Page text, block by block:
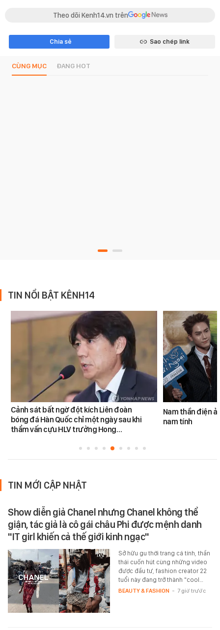
Theo dõi Kenh14.vn trên
Chia sẻ Sao chép link
CÙNG MỤC ĐANG HOT
TIN NỔI BẬT KÊNH14
Cảnh sát bất ngờ đột kích Liên đoàn
bóng đá Hàn Quốc chỉ một ngày sau khi
thẩm vấn cựu HLV trưởng Hong…
Nam thần điện
nam tính
TIN MỚI CẬP NHẬT
Show diễn giả Chanel nhưng Chanel không thể
giận, tác giả là cô gái châu Phi được mệnh danh
"IT girl khiến cả thế giới kinh ngạc"
Sở hữu gu thời trang cá tính, thần
thái cuốn hút cùng những video
được đầu tư, fashion creator 22
tuổi này đang trở thành "cool…
BEAUTY & FASHION - 7 giờ trước